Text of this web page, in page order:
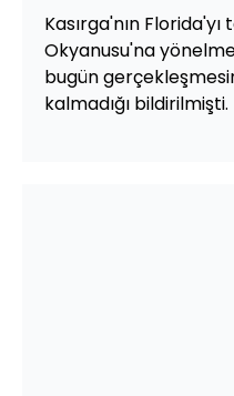
Kasırga'nın
Okyanusu'na
bugün
kalmadığı bildirilmişti.